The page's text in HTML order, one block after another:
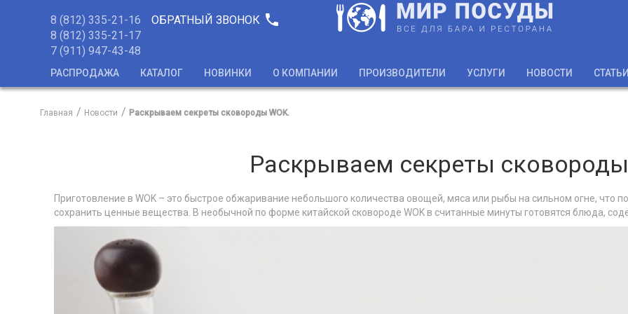
8 (812) 335-21-16
8 (812) 335-21-17
7 (911) 947-43-48
ОБРАТНЫЙ ЗВОНОК phone
РАСПРОДАЖА КАТАЛОГ НОВИНКИ О КОМПАНИИ ПРОИЗВОДИТЕЛИ УСЛУГИ НОВОСТИ СТАТЬИ
Главная Новости Раскрываем секреты сковороды WOK.
Раскрываем секреты сковороды
Приготовление в WOK – это быстрое обжаривание небольшого количества овощей, мяса или рыбы на сильном огне, что
сохранить ценные вещества. В необычной по форме китайской сковороде WOK в считанные минуты готовятся блюда,